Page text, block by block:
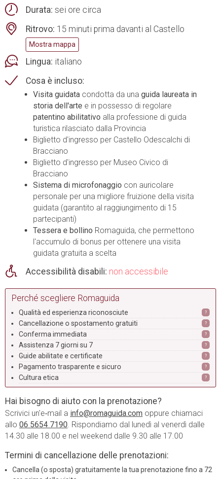
Durata: sei ore circa
Ritrovo: 15 minuti prima davanti al Castello
Mostra mappa
Lingua: italiano
Cosa è incluso:
Visita guidata condotta da una guida laureata in
storia dell'arte e in possesso di regolare
patentino abilitativo alla professione di guida
turistica rilasciato dalla Provincia
Biglietto d'ingresso per Castello Odescalchi di
Bracciano
Biglietto d'ingresso per Museo Civico di
Bracciano
Sistema di microfonaggio con auricolare
personale per una migliore fruizione della visita
guidata (garantito al raggiungimento di 15
partecipanti)
Tessera e bollino Romaguida, che permettono
l'accumulo di bonus per ottenere una visita
guidata gratuita a scelta
Accessibilità disabili: non accessibile
Perché scegliere Romaguida
Qualità ed esperienza riconosciute ?
Cancellazione o spostamento gratuiti ?
Conferma immediata ?
Assistenza 7 giorni su 7 ?
Guide abilitate e certificate ?
Pagamento trasparente e sicuro ?
Cultura etica ?
Hai bisogno di aiuto con la prenotazione?
Scrivici un'e‑mail a info@romaguida.com oppure chiamaci
allo 06 5654 7190 . Rispondiamo dal lunedì al venerdì dalle
14.30 alle 18.00 e nel weekend dalle 9.30 alle 17.00
Termini di cancellazione delle prenotazioni:
Cancella (o sposta) gratuitamente la tua prenotazione fino a 72